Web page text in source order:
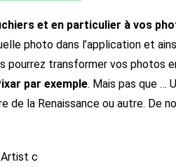
et en particulier à vos
photo dans l’application et
pourrez transformer vos photos
par exemple. Mais pas que …
de la Renaissance ou autre. De